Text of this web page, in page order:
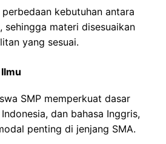
kebutuhan antara
sehingga materi disesuaikan
yang sesuai.
SMP memperkuat dasar
dan bahasa Inggris,
penting di jenjang SMA.